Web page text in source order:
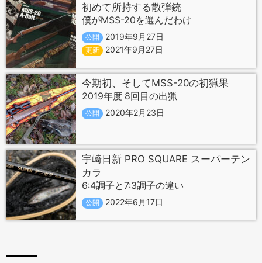
初めて所持する散弾銃
僕がMSS-20を選んだわけ
公開 2019年9月27日
更新 2021年9月27日
今期初、そしてMSS-20の初猟果
2019年度 8回目の出猟
公開 2020年2月23日
宇崎日新 PRO SQUARE スーパーテン
カラ
6:4調子と7:3調子の違い
公開 2022年6月17日